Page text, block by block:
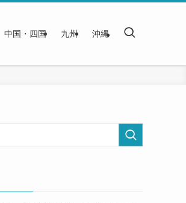
中国・四国 九州 沖縄